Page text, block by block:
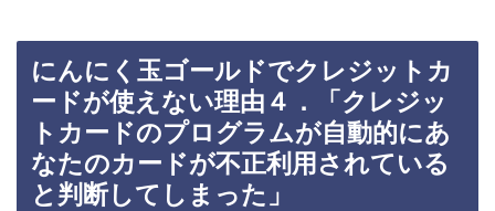
にんにく玉ゴールドでクレジットカ
ードが使えない理由４．「クレジッ
トカードのプログラムが自動的にあ
なたのカードが不正利用されている
と判断してしまった」